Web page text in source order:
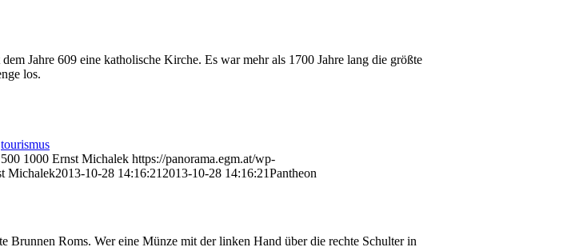
Jahre 609 eine katholische Kirche. Es war mehr als 1700 Jahre lang die größte
los.
tourismus
500 1000 Ernst Michalek https://panorama.egm.at/wp-
Michalek2013-10-28 14:16:21 2013-10-28 14:16:21Pantheon
Roms. Wer eine Münze mit der linken Hand über die rechte Schulter in